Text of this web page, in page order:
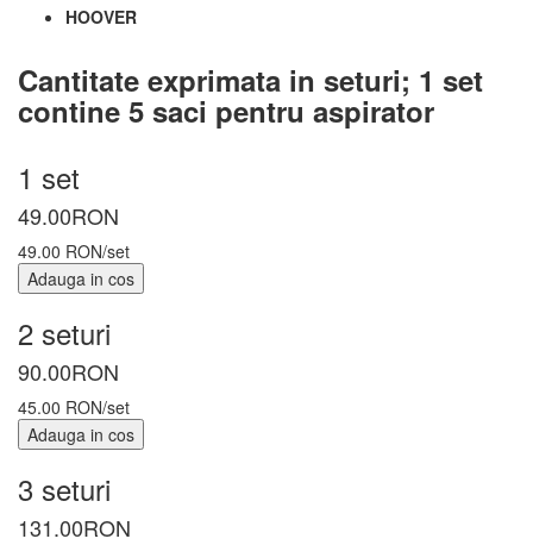
HOOVER
Cantitate exprimata in seturi; 1 set
contine 5 saci pentru aspirator
1 set
49.00RON
49.00 RON/set
Adauga in cos
2 seturi
90.00RON
45.00 RON/set
Adauga in cos
3 seturi
131.00RON